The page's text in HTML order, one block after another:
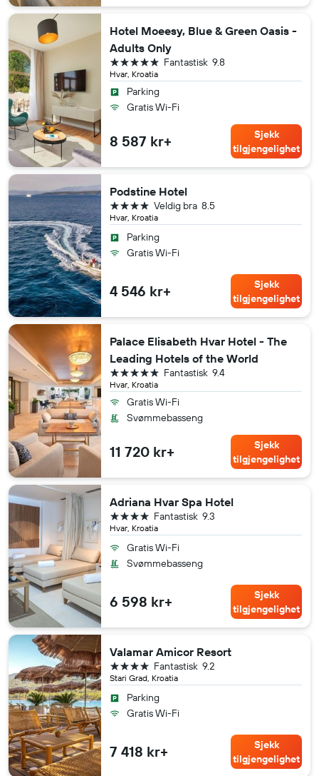
Hotel Moeesy, Blue & Green Oasis -
Adults Only
Hvar, Kroatia
9.8
Fantastisk
5 stjerner
Parking
Gratis Wi-Fi
8 587 kr+
Sjekk
tilgjengelighet
Podstine Hotel
Hvar, Kroatia
8.5
Veldig bra
4 stjerner
Parking
Gratis Wi-Fi
4 546 kr+
Sjekk
tilgjengelighet
Palace Elisabeth Hvar Hotel - The
Leading Hotels of the World
Hvar, Kroatia
9.4
Fantastisk
5 stjerner
Gratis Wi-Fi
Svømmebasseng
11 720 kr+
Sjekk
tilgjengelighet
Adriana Hvar Spa Hotel
Hvar, Kroatia
9.3
Fantastisk
4 stjerner
Gratis Wi-Fi
Svømmebasseng
6 598 kr+
Sjekk
tilgjengelighet
Valamar Amicor Resort
Stari Grad, Kroatia
9.2
Fantastisk
4 stjerner
Parking
Gratis Wi-Fi
7 418 kr+
Sjekk
tilgjengelighet